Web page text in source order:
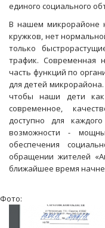
единого социального
В нашем микрорайоне
кружков, нет
только
трафик. Современная
часть функций по
для детей
чтобы наши дети
современное,
доступно для
возможности -
обеспечения
обращении жителей
ближайшее время
Фото: